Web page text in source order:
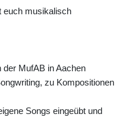
euch musikalisch
MufAB in Aachen
zu Kompositionen
Songs eingeübt und